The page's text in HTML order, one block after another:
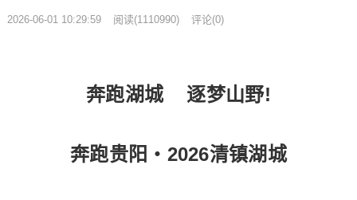
2026-06-01 10:29:59 阅读(1110990) 评论(0)
奔跑湖城 逐梦山野!
奔跑贵阳・2026清镇湖城